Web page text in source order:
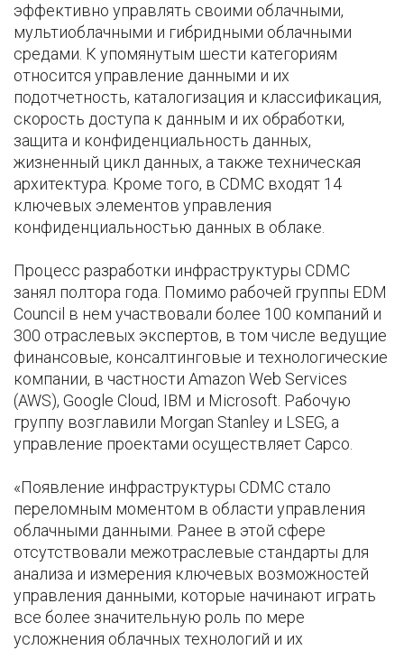
эффективно управлять своими облачными,
мультиоблачными и гибридными облачными
средами. К упомянутым шести категориям
относится управление данными и их
подотчетность, каталогизация и классификация,
скорость доступа к данным и их обработки,
защита и конфиденциальность данных,
жизненный цикл данных, а также техническая
архитектура. Кроме того, в CDMC входят 14
ключевых элементов управления
конфиденциальностью данных в облаке.
Процесс разработки инфраструктуры CDMC
занял полтора года. Помимо рабочей группы EDM
Council в нем участвовали более 100 компаний и
300 отраслевых экспертов, в том числе ведущие
финансовые, консалтинговые и технологические
компании, в частности Amazon Web Services
(AWS), Google Cloud, IBM и Microsoft. Рабочую
группу возглавили Morgan Stanley и LSEG, а
управление проектами осуществляет Capco.
«Появление инфраструктуры CDMC стало
переломным моментом в области управления
облачными данными. Ранее в этой сфере
отсутствовали межотраслевые стандарты для
анализа и измерения ключевых возможностей
управления данными, которые начинают играть
все более значительную роль по мере
усложнения облачных технологий и их